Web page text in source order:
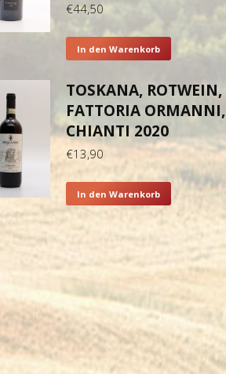
€44,50
In den Warenkorb
TOSKANA, ROTWEIN,
FATTORIA ORMANNI,
CHIANTI 2020
€13,90
In den Warenkorb